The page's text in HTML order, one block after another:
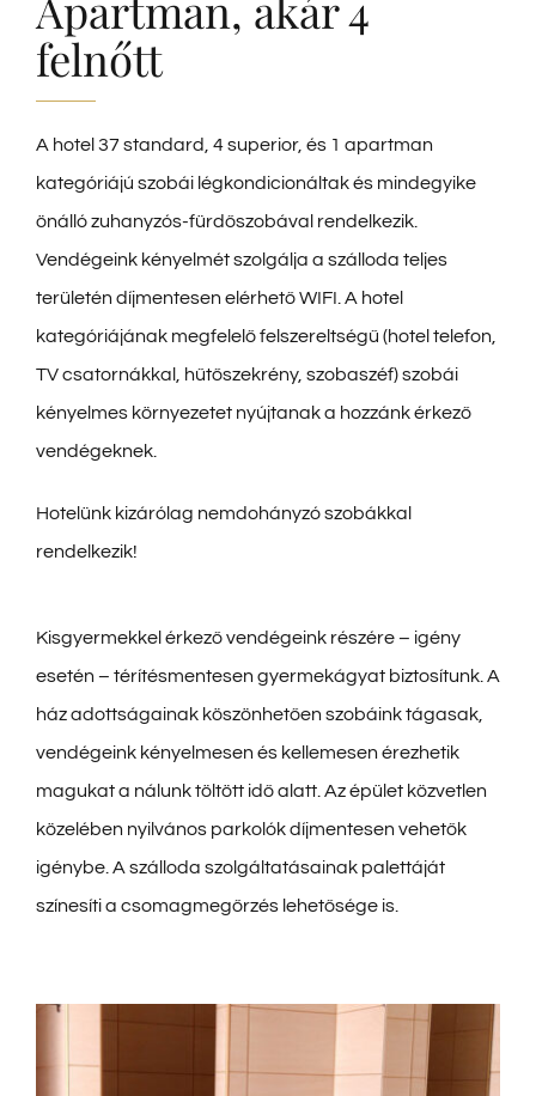
Hírek
felnőtt
A hotel 37 standard, 4 superior, és 1 apartman
kategóriájú szobái légkondicionáltak és mindegyike
önálló zuhanyzós-fürdőszobával rendelkezik.
Vendégeink kényelmét szolgálja a szálloda teljes
területén díjmentesen elérhető WIFI. A hotel
kategóriájának megfelelő felszereltségű (hotel telefon,
TV csatornákkal, hűtőszekrény, szobaszéf) szobái
kényelmes környezetet nyújtanak a hozzánk érkező
vendégeknek.
Hotelünk kizárólag nemdohányzó szobákkal
rendelkezik!
Kisgyermekkel érkező vendégeink részére – igény
esetén – térítésmentesen gyermekágyat biztosítunk. A
ház adottságainak köszönhetően szobáink tágasak,
vendégeink kényelmesen és kellemesen érezhetik
magukat a nálunk töltött idő alatt. Az épület közvetlen
közelében nyilvános parkolók díjmentesen vehetők
igénybe. A szálloda szolgáltatásainak palettáját
színesíti a csomagmegőrzés lehetősége is.